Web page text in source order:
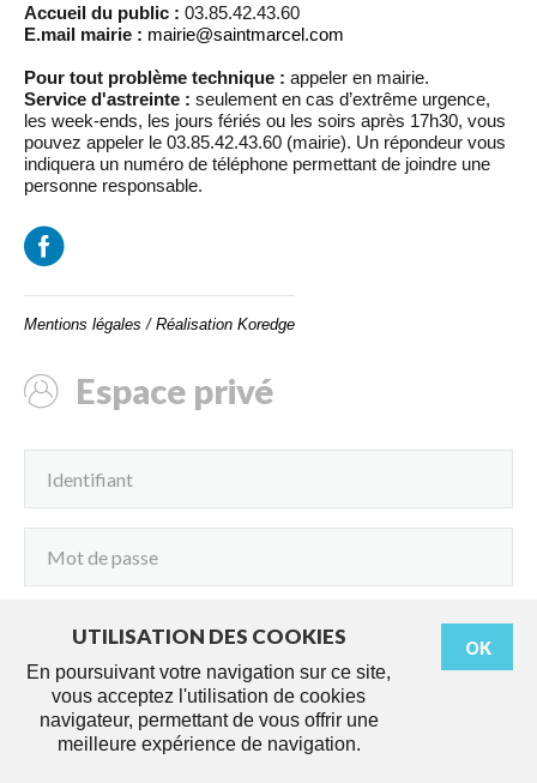
Accueil du public : 03.85.42.43.60
E.mail mairie : mairie@saintmarcel.com
Pour tout problème technique : appeler en mairie.
Service d'astreinte : seulement en cas d’extrême urgence,
les week-ends, les jours fériés ou les soirs après 17h30, vous
pouvez appeler le 03.85.42.43.60 (mairie). Un répondeur vous
indiquera un numéro de téléphone permettant de joindre une
personne responsable.
Mentions légales / Réalisation Koredge
Espace privé
OK
UTILISATION DES COOKIES
En poursuivant votre navigation sur ce site,
vous acceptez l'utilisation de cookies
navigateur, permettant de vous offrir une
meilleure expérience de navigation.